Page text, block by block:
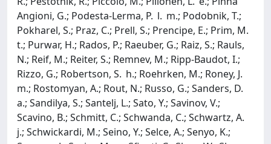
Angioni, G.; Podesta-Lerma, P. l. m.; Podobnik, T.;
Pokharel, S.; Praz, C.; Prell, S.; Prencipe, E.; Prim, M.
t.; Purwar, H.; Rados, P.; Raeuber, G.; Raiz, S.; Rauls,
N.; Reif, M.; Reiter, S.; Remnev, M.; Ripp-Baudot, I.;
Rizzo, G.; Robertson, S. h.; Roehrken, M.; Roney, J.
m.; Rostomyan, A.; Rout, N.; Russo, G.; Sanders, D.
a.; Sandilya, S.; Santelj, L.; Sato, Y.; Savinov, V.;
Scavino, B.; Schmitt, C.; Schwanda, C.; Schwartz, A.
j.; Schwickardi, M.; Seino, Y.; Selce, A.; Senyo, K.;